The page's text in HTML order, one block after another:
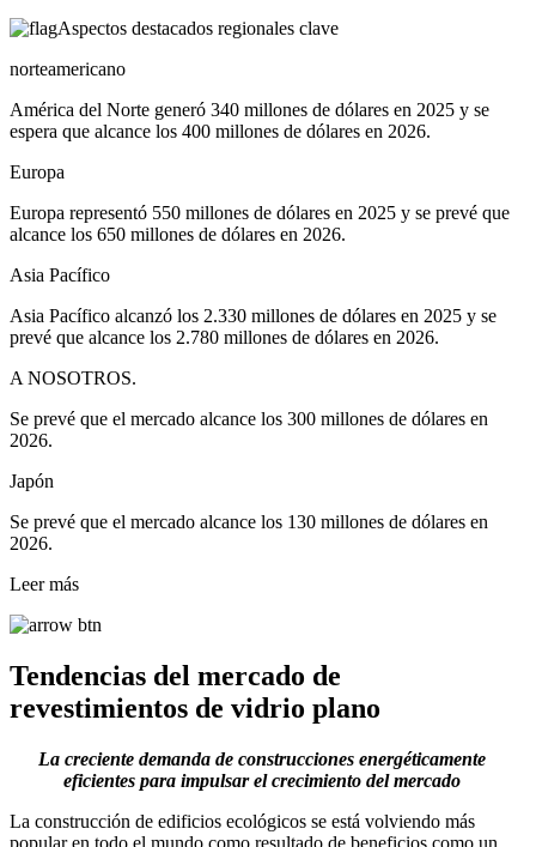
Aspectos destacados regionales clave
norteamericano
América del Norte generó 340 millones de dólares en 2025 y se
espera que alcance los 400 millones de dólares en 2026.
Europa
Europa representó 550 millones de dólares en 2025 y se prevé que
alcance los 650 millones de dólares en 2026.
Asia Pacífico
Asia Pacífico alcanzó los 2.330 millones de dólares en 2025 y se
prevé que alcance los 2.780 millones de dólares en 2026.
A NOSOTROS.
Se prevé que el mercado alcance los 300 millones de dólares en
2026.
Japón
Se prevé que el mercado alcance los 130 millones de dólares en
2026.
Leer más
Tendencias del mercado de
revestimientos de vidrio plano
La creciente demanda de construcciones energéticamente
eficientes para impulsar el crecimiento del mercado
La construcción de edificios ecológicos se está volviendo más
popular en todo el mundo como resultado de beneficios como un